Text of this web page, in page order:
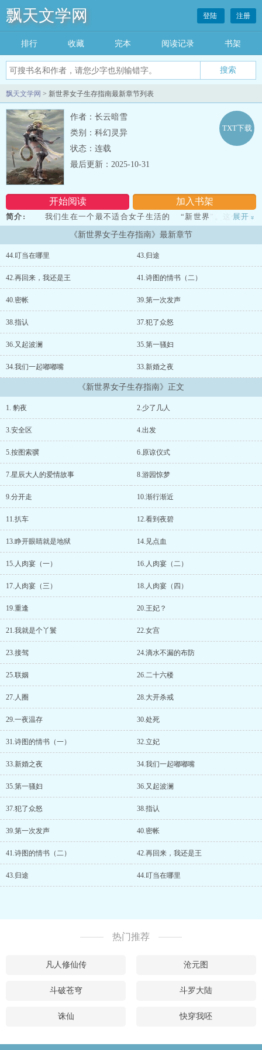
飘天文学网 登陆 注册
排行 收藏 完本 阅读记录 书架
飘天文学网 > 新世界女子生存指南最新章节列表
作者：长云暗雪
类别：科幻灵异
状态：连载
开始阅读 加入书架
TXT下载
最后更新：2025-10-31
简介:
我们生在一个最不适合女子生活的 “新世界”。这个时代
的产生，两个世纪前就开始萌芽了。从2020年起，世界人口增长持续
了一个多世纪的负增长之后，人口红利完全消失。 人类面临了人口
总数急剧下降，劳动力下降到无法维持农业、经济、科技等多个方面
力的国家，开始由政府出面公然买卖人口，开始时是高薪引进适龄生
育女性。 后来随着奖金的提高，买卖年轻女性竟然成为世界第一大
也是唯一的经济支柱。 这让本就处于混乱边缘的世界，一下子奔溃
了。终于，在人口负增长的两个世纪后，2220年，第三次世界大战爆
发，这场以争夺人口为主要目的的战争，没两年就结束了。 原因在
于，大家发现，战争消耗掉的人口，还不如掠夺来的人口多。与战争
一起结束的，还有 “国家” “政府”这样的概念，第三次世界大战的
结束，让本就摇摇欲坠的国家迅速衰落。 小国家悄无声息的消失，
以前的大国大多也纷纷宣布解散。就这样，全世界真的走到了边
缘。 可是，人类还没有走到边缘。我们还要活下去，不管多艰
展开 »
《新世界女子生存指南》最新章节
44.叮当在哪里 43.归途
42.再回来，我还是王 41.诗图的情书（二）
40.密帐 39.第一次发声
38.指认 37.犯了众怒
36.又起波澜 35.第一骚妇
34.我们一起嘟嘟嘴 33.新婚之夜
《新世界女子生存指南》正文
1. 豹夜 2.少了几人
3.安全区 4.出发
5.按图索骥 6.原谅仪式
7.星辰大人的爱情故事 8.游园惊梦
9.分开走 10.渐行渐近
11.扒车 12.看到夜碧
13.睁开眼睛就是地狱 14.见点血
15.人肉宴（一） 16.人肉宴（二）
17.人肉宴（三） 18.人肉宴（四）
19.重逢 20.王妃？
21.我就是个丫鬟 22.女宫
23.接驾 24.滴水不漏的布防
25.联姻 26.二十六楼
27.人圈 28.大开杀戒
29.一夜温存 30.处死
31.诗图的情书（一） 32.立妃
33.新婚之夜 34.我们一起嘟嘟嘴
35.第一骚妇 36.又起波澜
37.犯了众怒 38.指认
39.第一次发声 40.密帐
41.诗图的情书（二） 42.再回来，我还是王
43.归途 44.叮当在哪里
热门推荐
凡人修仙传 沧元图
斗破苍穹 斗罗大陆
诛仙 快穿我呸